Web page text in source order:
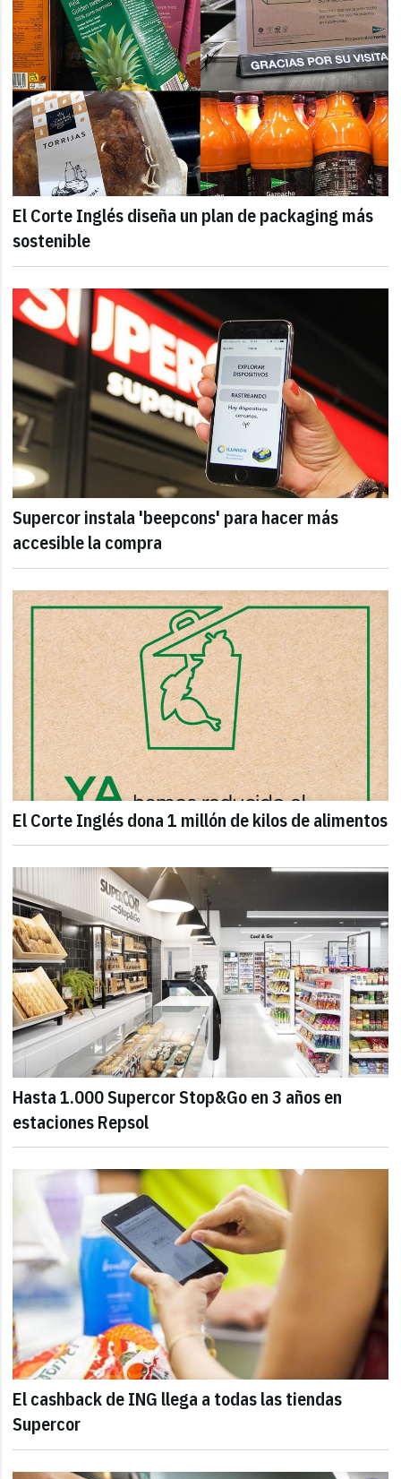
El Corte Inglés diseña un plan de packaging más
sostenible
Supercor instala 'beepcons' para hacer más
accesible la compra
El Corte Inglés dona 1 millón de kilos de alimentos
Hasta 1.000 Supercor Stop&Go en 3 años en
estaciones Repsol
El cashback de ING llega a todas las tiendas
Supercor